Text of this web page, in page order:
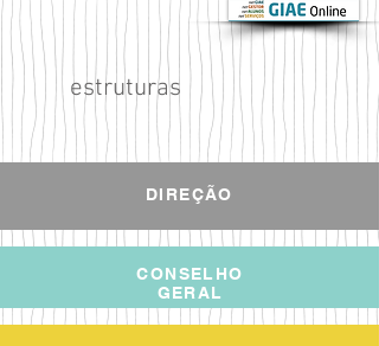
estruturas
DIREÇÃO
CONSELHO
GERAL